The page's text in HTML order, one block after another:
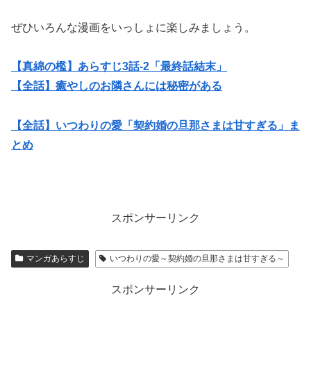
ぜひいろんな漫画をいっしょに楽しみましょう。
【真綿の檻】あらすじ3話-2「最終話結末」
【全話】癒やしのお隣さんには秘密がある
【全話】いつわりの愛「契約婚の旦那さまは甘すぎる」ま
とめ
スポンサーリンク
マンガあらすじ いつわりの愛～契約婚の旦那さまは甘すぎる～
スポンサーリンク